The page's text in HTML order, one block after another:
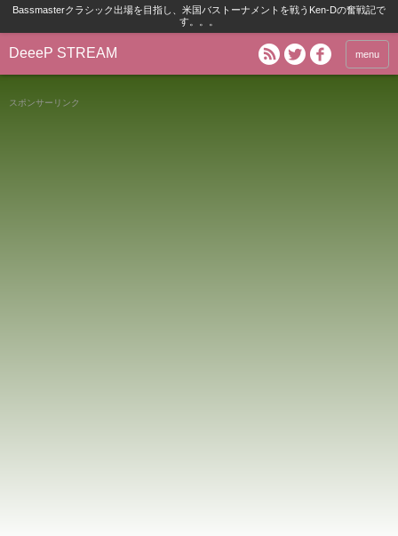
Bassmasterクラシック出場を目指し、米国バストーナメントを戦うKen-Dの奮戦記で
す。。。
DeeeP STREAM menu
スポンサーリンク